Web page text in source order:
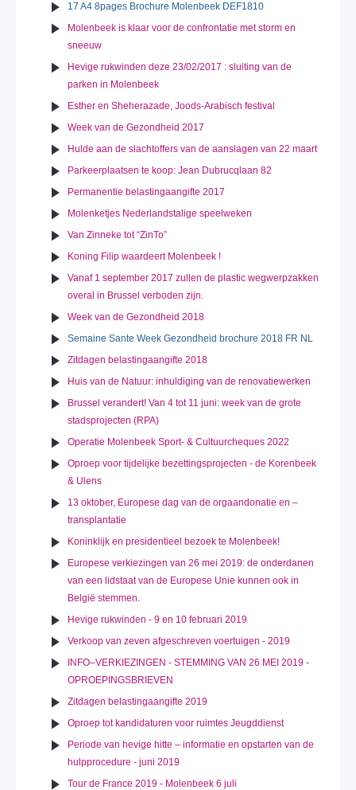
17 A4 8pages Brochure Molenbeek DEF1810
Molenbeek is klaar voor de confrontatie met storm en
sneeuw
Hevige rukwinden deze 23/02/2017 : sluiting van de
parken in Molenbeek
Esther en Sheherazade, Joods-Arabisch festival
Week van de Gezondheid 2017
Hulde aan de slachtoffers van de aanslagen van 22 maart
Parkeerplaatsen te koop: Jean Dubrucqlaan 82
Permanentie belastingaangifte 2017
Molenketjes Nederlandstalige speelweken
Van Zinneke tot “ZinTo”
Koning Filip waardeert Molenbeek !
Vanaf 1 september 2017 zullen de plastic wegwerpzakken
overal in Brussel verboden zijn.
Week van de Gezondheid 2018
Semaine Sante Week Gezondheid brochure 2018 FR NL
Zitdagen belastingaangifte 2018
Huis van de Natuur: inhuldiging van de renovatiewerken
Brussel verandert! Van 4 tot 11 juni: week van de grote
stadsprojecten (RPA)
Operatie Molenbeek Sport- & Cultuurcheques 2022
Oproep voor tijdelijke bezettingsprojecten - de Korenbeek
& Ulens
13 oktober, Europese dag van de orgaandonatie en –
transplantatie
Koninklijk en presidentieel bezoek te Molenbeek!
Europese verkiezingen van 26 mei 2019: de onderdanen
van een lidstaat van de Europese Unie kunnen ook in
België stemmen.
Hevige rukwinden - 9 en 10 februari 2019
Verkoop van zeven afgeschreven voertuigen - 2019
INFO–VERKIEZINGEN - STEMMING VAN 26 MEI 2019 -
OPROEPINGSBRIEVEN
Zitdagen belastingaangifte 2019
Oproep tot kandidaturen voor ruimtes Jeugddienst
Periode van hevige hitte – informatie en opstarten van de
hulpprocedure - juni 2019
Tour de France 2019 - Molenbeek 6 juli